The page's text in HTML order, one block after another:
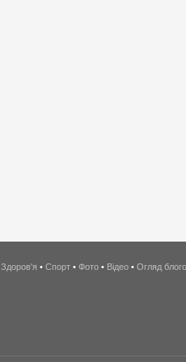
Здоров'я • Спорт • Фото • Відео • Огляд